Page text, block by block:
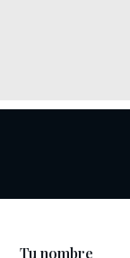
Tu nombre